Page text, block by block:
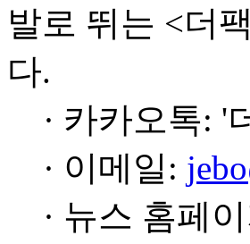
발로 뛰는 <더
다.
· 카카오톡: '
· 이메일:
· 뉴스 홈페